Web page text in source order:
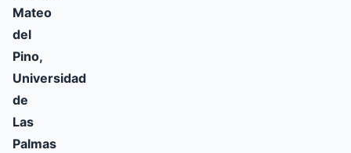
Mateo
del
Pino,
Universidad
de
Las
Palmas